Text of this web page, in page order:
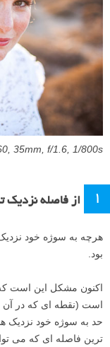
35mm, f/1.6, 1/800s
1 از فاصله نزدیک
هرچه به سوژه خود
بود.
اکنون مشکل این است که
است (نقطه ای که در آن
حد به سوژه خود نزدیک
ترین فاصله ای که می